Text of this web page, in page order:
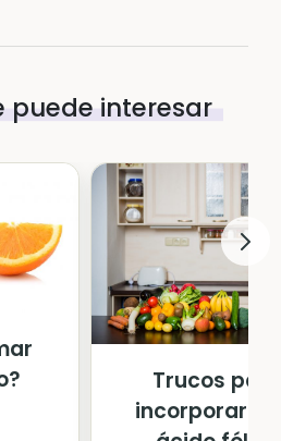
puede interesar
Trucos para
incorporar